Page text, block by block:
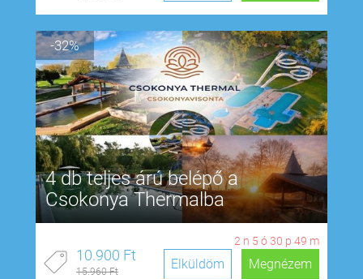
-32%
4 db teljes árú belépő a
Csokonya Thermalba
2 n 5 ó30 p 48 m
10.900 Ft
15.960 Ft Megnézem
Elküldöm